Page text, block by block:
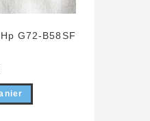
G72-B58SF